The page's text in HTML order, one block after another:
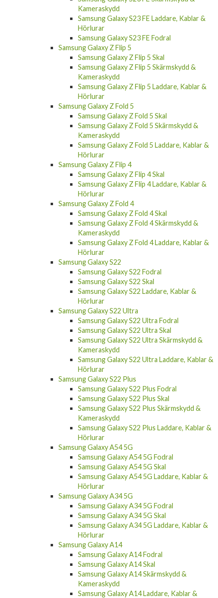
Kameraskydd
Samsung Galaxy S23 FE Laddare, Kablar &
Hörlurar
Samsung Galaxy S23 FE Fodral
Samsung Galaxy Z Flip 5
Samsung Galaxy Z Flip 5 Skal
Samsung Galaxy Z Flip 5 Skärmskydd &
Kameraskydd
Samsung Galaxy Z Flip 5 Laddare, Kablar &
Hörlurar
Samsung Galaxy Z Fold 5
Samsung Galaxy Z Fold 5 Skal
Samsung Galaxy Z Fold 5 Skärmskydd &
Kameraskydd
Samsung Galaxy Z Fold 5 Laddare, Kablar &
Hörlurar
Samsung Galaxy Z Flip 4
Samsung Galaxy Z Flip 4 Skal
Samsung Galaxy Z Flip 4 Laddare, Kablar &
Hörlurar
Samsung Galaxy Z Fold 4
Samsung Galaxy Z Fold 4 Skal
Samsung Galaxy Z Fold 4 Skärmskydd &
Kameraskydd
Samsung Galaxy Z Fold 4 Laddare, Kablar &
Hörlurar
Samsung Galaxy S22
Samsung Galaxy S22 Fodral
Samsung Galaxy S22 Skal
Samsung Galaxy S22 Laddare, Kablar &
Hörlurar
Samsung Galaxy S22 Ultra
Samsung Galaxy S22 Ultra Fodral
Samsung Galaxy S22 Ultra Skal
Samsung Galaxy S22 Ultra Skärmskydd &
Kameraskydd
Samsung Galaxy S22 Ultra Laddare, Kablar &
Hörlurar
Samsung Galaxy S22 Plus
Samsung Galaxy S22 Plus Fodral
Samsung Galaxy S22 Plus Skal
Samsung Galaxy S22 Plus Skärmskydd &
Kameraskydd
Samsung Galaxy S22 Plus Laddare, Kablar &
Hörlurar
Samsung Galaxy A54 5G
Samsung Galaxy A54 5G Fodral
Samsung Galaxy A54 5G Skal
Samsung Galaxy A54 5G Laddare, Kablar &
Hörlurar
Samsung Galaxy A34 5G
Samsung Galaxy A34 5G Fodral
Samsung Galaxy A34 5G Skal
Samsung Galaxy A34 5G Laddare, Kablar &
Hörlurar
Samsung Galaxy A14
Samsung Galaxy A14 Fodral
Samsung Galaxy A14 Skal
Samsung Galaxy A14 Skärmskydd &
Kameraskydd
Samsung Galaxy A14 Laddare, Kablar &